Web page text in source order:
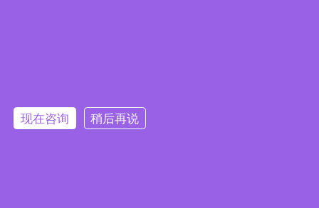
版权所有2020©️接佳电气（上海）有限公司.
现在咨询 稍后再说